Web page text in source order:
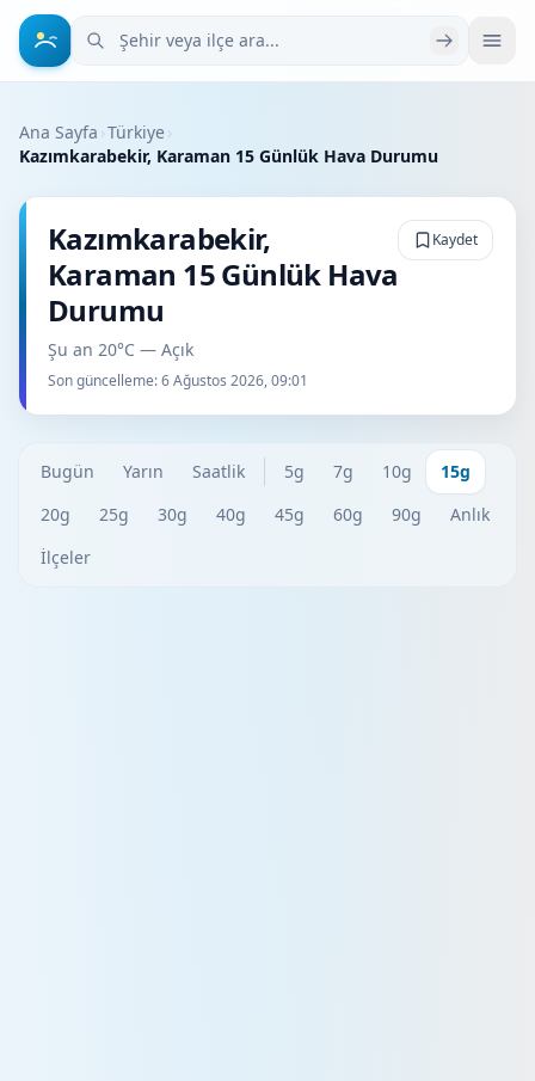
Şehir veya ilçe ara
Ana Sayfa ›Türkiye›
Kazımkarabekir, Karaman 15 Günlük Hava Durumu
Kazımkarabekir,
Karaman 15 Günlük Hava
Durumu
Şu an 20°C — Açık
Son güncelleme:6 Ağustos 2026, 09:01
Kaydet
Bugün Yarın Saatlik 5g 7g 10g
15g
20g
25g 30g 40g 45g 60g 90g
Anlık
İlçeler